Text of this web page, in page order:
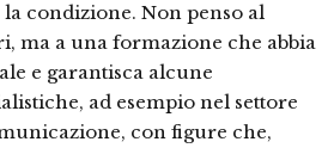
la condizione. Non penso al
ma a una formazione che abbia
e garantisca alcune
ad esempio nel settore
con figure che,